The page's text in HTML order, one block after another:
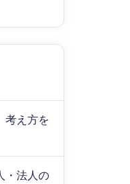
考え方を
・法人の